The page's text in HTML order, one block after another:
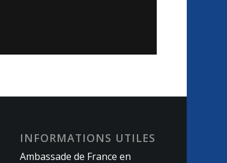
INFORMATIONS UTILES
Ambassade de France en